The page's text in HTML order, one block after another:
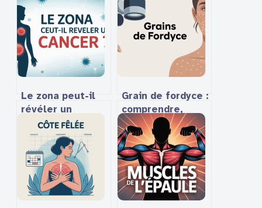
Le zona peut-il
révéler un
cancer ? Ce qu’il
faut vraiment
savoir
Grain de fordyce :
comprendre,
identifier et
gérer ces petits
points naturels